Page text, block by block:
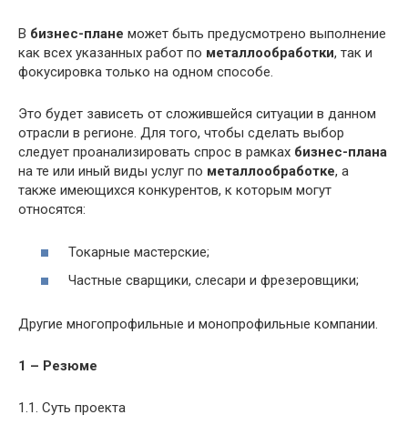
В бизнес-плане может быть предусмотрено выполнение
как всех указанных работ по металлообработки, так и
фокусировка только на одном способе.
Это будет зависеть от сложившейся ситуации в данном
отрасли в регионе. Для того, чтобы сделать выбор
следует проанализировать спрос в рамках бизнес-плана
на те или иный виды услуг по металлообработке, а
также имеющихся конкурентов, к которым могут
относятся:
Токарные мастерские;
Частные сварщики, слесари и фрезеровщики;
Другие многопрофильные и монопрофильные компании.
1 – Резюме
1.1. Суть проекта